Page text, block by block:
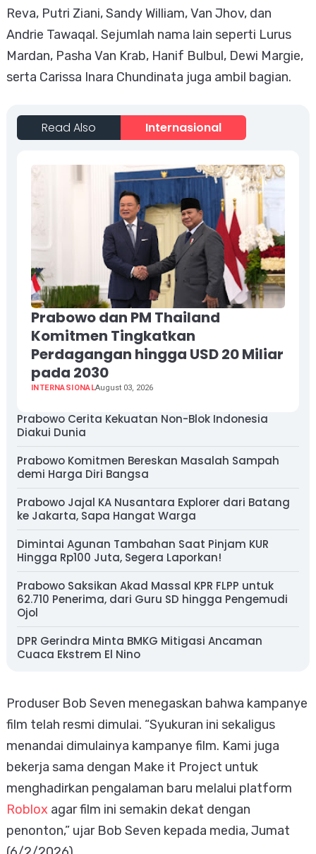
Reva, Putri Ziani, Sandy William, Van Jhov, dan
Andrie Tawaqal. Sejumlah nama lain seperti Lurus
Mardan, Pasha Van Krab, Hanif Bulbul, Dewi Margie,
serta Carissa Inara Chundinata juga ambil bagian.
Read Also Internasional
Prabowo dan PM Thailand
Komitmen Tingkatkan
Perdagangan hingga USD 20 Miliar
pada 2030
INTERNASIONALAugust 03, 2026
Prabowo Cerita Kekuatan Non-Blok Indonesia
Diakui Dunia
Prabowo Komitmen Bereskan Masalah Sampah
demi Harga Diri Bangsa
Prabowo Jajal KA Nusantara Explorer dari Batang
ke Jakarta, Sapa Hangat Warga
Dimintai Agunan Tambahan Saat Pinjam KUR
Hingga Rp100 Juta, Segera Laporkan!
Prabowo Saksikan Akad Massal KPR FLPP untuk
62.710 Penerima, dari Guru SD hingga Pengemudi
Ojol
DPR Gerindra Minta BMKG Mitigasi Ancaman
Cuaca Ekstrem El Nino
Produser Bob Seven menegaskan bahwa kampanye
film telah resmi dimulai. “Syukuran ini sekaligus
menandai dimulainya kampanye film. Kami juga
bekerja sama dengan Make it Project untuk
menghadirkan pengalaman baru melalui platform
Roblox agar film ini semakin dekat dengan
penonton,” ujar Bob Seven kepada media, Jumat